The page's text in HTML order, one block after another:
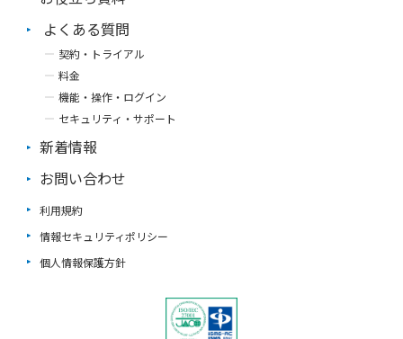
ないという方も多いのではないでしょうか。 この力を伸ばすに
要です。 発信力のフィードバックは大きな仕事だけでなく、日
常業務でも可能です。 例えばeメールでのやりとりに対して、伝
わる順番で内容が書かれているか、受け手にきちんと伝えたい情
報が伝わっているかをフィードバックすることでも、鍛えていけ
です。 単に「聞く」だけでなく、相手の心情や意図に配慮して
えば、コミュニケーションを取り合うようなグループワークの実
ニュース等に出てくるインタビュアーがよい例です。相槌のタイ
ミングや、人の話を聞いて意見をどのように引き出しているかを
場の違いを理解する力が「柔軟性」です。 ある程度仕事に慣れ
といわれています。 この力を伸ばすには、業務では関わりの少
なかった人と接点を持つことが有効です。一緒にプロジェクトを
進めたり、異なる環境で仕事を進めたりする等して、刺激や考え
覧詳細は無料でこちらからご確認頂けます。 ＞＞Cloud Campu
s コンテンツパック100の詳細をチェックする
よくある質問
契約・トライアル
料金
機能・操作・ログイン
セキュリティ・サポート
新着情報
お問い合わせ
利用規約
情報セキュリティポリシー
個人情報保護方針